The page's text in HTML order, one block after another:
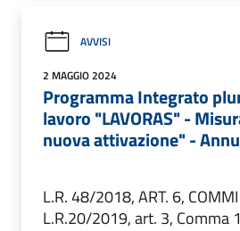
AVVISI
2 MAGGIO 2024
Programma Integrato
lavoro "LAVORAS" -
nuova attivazione" -
L.R. 48/2018, ART. 6,
L.R.20/2019, art. 3, Comma 1